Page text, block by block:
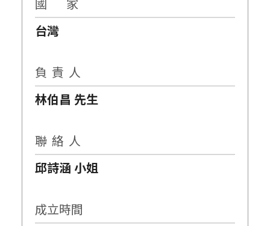
台灣
負 責 人
林伯昌 先生
聯 絡 人
邱詩涵 小姐
成立時間